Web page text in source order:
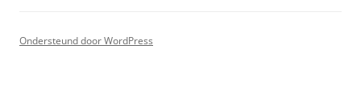
Ondersteund door WordPress